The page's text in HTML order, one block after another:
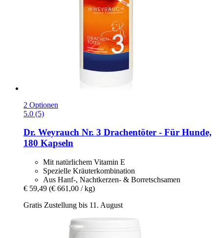
2 Optionen
5.0 (5)
Dr. Weyrauch Nr. 3 Drachentöter -​ Für Hunde,
180 Kapseln
Mit natürlichem Vitamin E
Spezielle Kräuterkombination
Aus Hanf-, Nachtkerzen- & Borretschsamen
€ 59,49 (€ 661,00 / kg)
Gratis Zustellung bis 11. August